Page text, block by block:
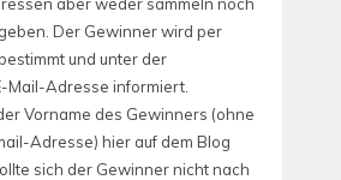
Der Gewinner wird per
und unter der
Mail-Adresse informiert.
Vorname des Gewinners (ohne
Adresse) hier auf dem Blog
sich der Gewinner nicht nach